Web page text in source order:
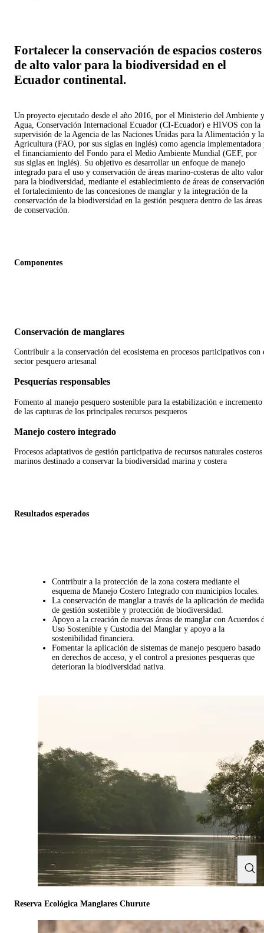
Fortalecer la conservación de espacios costeros
de alto valor para la biodiversidad en el
Ecuador continental.
Un proyecto ejecutado desde el año 2016, por el Ministerio del Ambiente y
Agua, Conservación Internacional Ecuador (CI-Ecuador) e HIVOS con la
supervisión de la Agencia de las Naciones Unidas para la Alimentación y la
Agricultura (FAO, por sus siglas en inglés) como agencia implementadora
el financiamiento del Fondo para el Medio Ambiente Mundial (GEF, por
sus siglas en inglés). Su objetivo es desarrollar un enfoque de manejo
integrado para el uso y conservación de áreas marino-costeras de alto valor
para la biodiversidad, mediante el establecimiento de áreas de
el fortalecimiento de las concesiones de manglar y la integración de la
conservación de la biodiversidad en la gestión pesquera dentro de las áreas
de conservación.
Componentes
Conservación de manglares
Contribuir a la conservación del ecosistema en procesos participativos con
sector pesquero artesanal
Pesquerías responsables
Fomento al manejo pesquero sostenible para la estabilización e incremento
de las capturas de los principales recursos pesqueros
Manejo costero integrado
Procesos adaptativos de gestión participativa de recursos naturales
marinos destinado a conservar la biodiversidad marina y costera
Resultados esperados
Contribuir a la protección de la zona costera mediante el
esquema de Manejo Costero Integrado con municipios locales.
La conservación de manglar a través de la aplicación de
de gestión sostenible y protección de biodiversidad.
Apoyo a la creación de nuevas áreas de manglar con Acuerdos
Uso Sostenible y Custodia del Manglar y apoyo a la
sostenibilidad financiera.
Fomentar la aplicación de sistemas de manejo pesquero basado
en derechos de acceso, y el control a presiones pesqueras que
deterioran la biodiversidad nativa.
Reserva Ecológica Manglares Churute